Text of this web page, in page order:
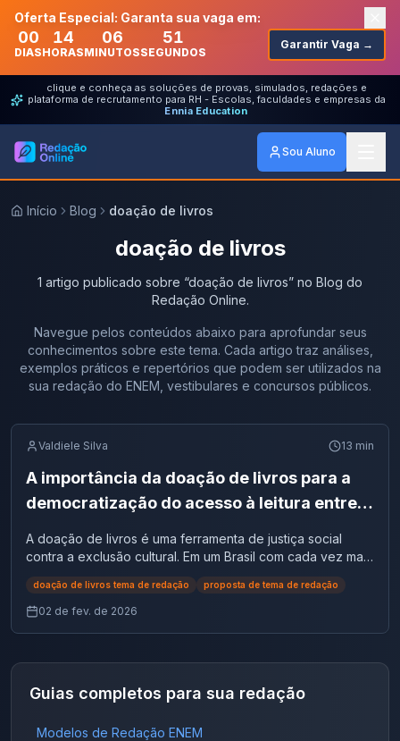
Oferta Especial: Garanta sua vaga em:
00
DIAS
14
HORAS
06
MINUTOS
51
SEGUNDOS
Garantir Vaga →
clique e conheça as soluções de provas, simulados, redações e
plataforma de recrutamento para RH - Escolas, faculdades e empresas da
Ennia Education
Sou Aluno
Início Blog doação de livros
doação de livros
1 artigo publicado sobre “doação de livros” no Blog do
Redação Online.
Navegue pelos conteúdos abaixo para aprofundar seus
conhecimentos sobre este tema. Cada artigo traz análises,
exemplos práticos e repertórios que podem ser utilizados na
sua redação do ENEM, vestibulares e concursos públicos.
Valdiele Silva 13 min
A importância da doação de livros para a
democratização do acesso à leitura entre
social no Brasil | Tema de Redação
A doação de livros é uma ferramenta de justiça social
contra a exclusão cultural. Em um Brasil com cada vez mais
não leitores, ela democratiza o acesso ao conhecimento e
reduz desigualdades.
doação de livros tema de redação proposta de tema de redação
02 de fev. de 2026
Guias completos para sua redação
Modelos de Redação ENEM